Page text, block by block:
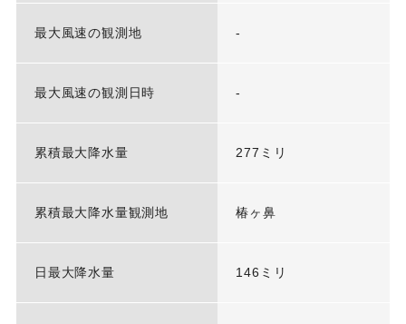
最大風速の観測地 -
最大風速の観測日時 -
累積最大降水量 277ミリ
累積最大降水量観測地 椿ヶ鼻
日最大降水量 146ミリ